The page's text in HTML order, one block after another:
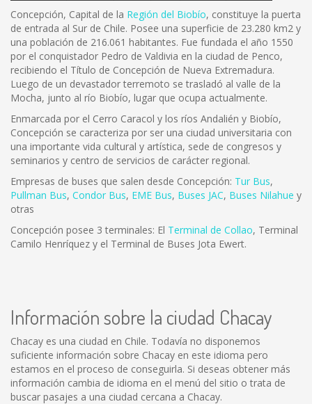
Concepción, Capital de la Región del Biobío, constituye la puerta
de entrada al Sur de Chile. Posee una superficie de 23.280 km2 y
una población de 216.061 habitantes. Fue fundada el año 1550
por el conquistador Pedro de Valdivia en la ciudad de Penco,
recibiendo el Título de Concepción de Nueva Extremadura.
Luego de un devastador terremoto se trasladó al valle de la
Mocha, junto al río Biobío, lugar que ocupa actualmente.
Enmarcada por el Cerro Caracol y los ríos Andalién y Biobío,
Concepción se caracteriza por ser una ciudad universitaria con
una importante vida cultural y artística, sede de congresos y
seminarios y centro de servicios de carácter regional.
Empresas de buses que salen desde Concepción: Tur Bus,
Pullman Bus, Condor Bus, EME Bus, Buses JAC, Buses Nilahue y
otras
Concepción posee 3 terminales: El Terminal de Collao, Terminal
Camilo Henríquez y el Terminal de Buses Jota Ewert.
Información sobre la ciudad Chacay
Chacay es una ciudad en Chile. Todavía no disponemos
suficiente información sobre Chacay en este idioma pero
estamos en el proceso de conseguirla. Si deseas obtener más
información cambia de idioma en el menú del sitio o trata de
buscar pasajes a una ciudad cercana a Chacay.